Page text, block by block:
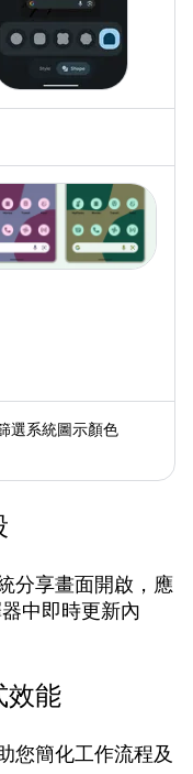
選系統圖示顏色
分享畫面開啟，應
中即時更新內
效能
您簡化工作流程及